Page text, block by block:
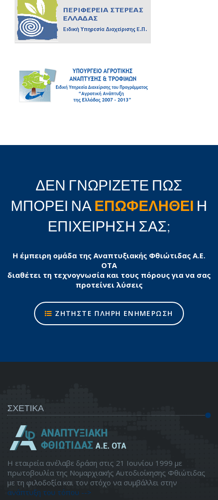
ΔΕΝ ΓΝΩΡΙΖΕΤΕ ΠΩΣ
ΜΠΟΡΕΙ ΝΑ ΕΠΩΦΕΛΗΘΕΙ Η
ΕΠΙΧΕΙΡΗΣΗ ΣΑΣ;
Η έμπειρη ομάδα της Αναπτυξιακής Φθιώτιδας Α.Ε.
ΟΤΑ
διαθέτει τη τεχνογνωσία και τους πόρους για να σας
προτείνει λύσεις
ΖΗΤΗΣΤΕ ΠΛΗΡΗ ΕΝΗΜΕΡΩΣΗ
ΣΧΕΤΙΚΑ
Η εταιρεία ανέλαβε δράση στις 21 Ιουνίου 1999 με
πρωτοβουλία της Νομαρχιακής Αυτοδιοίκησης Φθιώτιδας
με τη φιλοδοξία και τον στόχο να συμβάλλει στην
ανάπτυξη του τόπου -->